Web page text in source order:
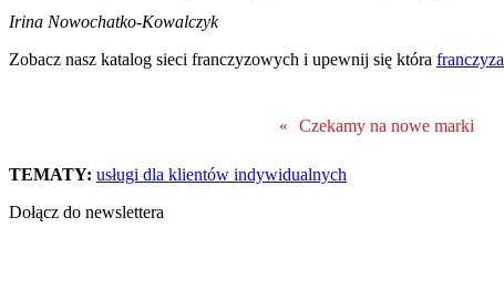
Irina Nowochatko-Kowalczyk
Zobacz nasz katalog sieci franczyzowych i upewnij się która franczyza
« Czekamy na nowe marki
TEMATY: usługi dla klientów indywidualnych
Dołącz do newslettera